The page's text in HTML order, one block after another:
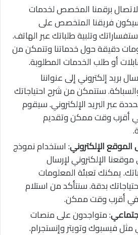
برقمنا المخصص لخدمات
فريقنا المتخصص على
وتلبية طلباتك عبر الهاتف.
دقيقة حول خدماتنا وتتمكن من
أو طلب الخدمات المطلوبة.
بريد إلكتروني إلى عنواننا
ستتمكن من شرح احتياجاتك
عبر البريد الإلكتروني. سيقوم
في أقرب وقت ممكن وتقديم
الإلكتروني: استخدام نموذج
موقعنا الإلكتروني لإرسال
يمكنك تعبئة المعلومات
بدقة. سنتأكد من استلام
في أقرب وقت ممكن.
: متواجدون على منصات
مثل فيسبوك وتويتر وإنستجرام.